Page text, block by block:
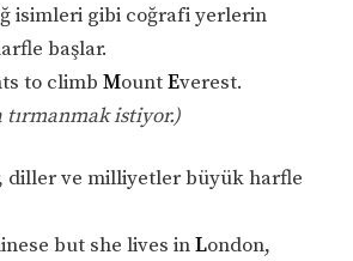
isimleri gibi coğrafi yerlerin
başlar.
to climbMountEverest.
tırmanmak istiyor.)
diller ve milliyetler büyük harfle
but she lives inLondon,